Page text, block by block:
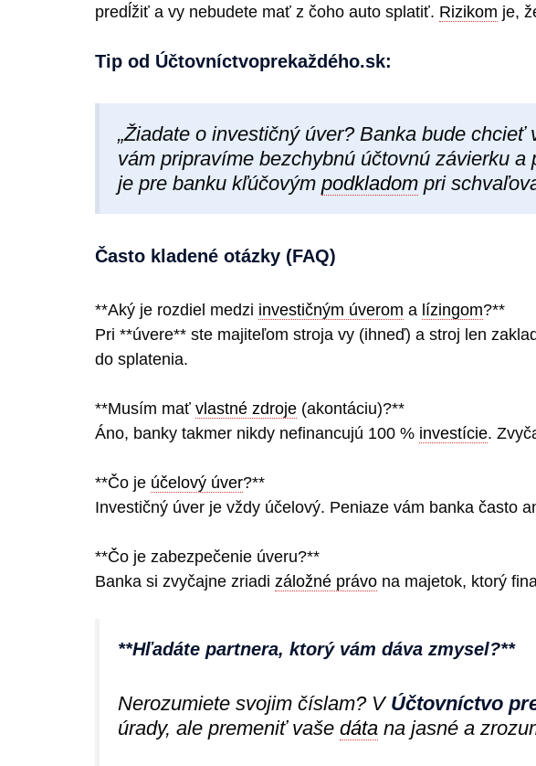
predĺžiť a vy nebudete mať z čoho auto splatiť. Rizikom je,
Tip od Účtovníctvoprekaždéh​o.sk:
„Žiadate o investičný úver? Banka bude chcieť
vám pripravíme bezchybnú účtovnú závierku
je pre banku kľúčovým podkladom pri
Často kladené otázky (FAQ)
**Aký je rozdiel medzi investičným úverom a lízingom?**
Pri **úvere** ste majiteľom stroja vy (ihneď) a stroj len
do splatenia.
**Musím mať vlastné zdroje (akontáciu)?**
Áno, banky takmer nikdy nefinancujú 100 % investície.
**Čo je účelový úver?**
Investičný úver je vždy účelový. Peniaze vám banka často
**Čo je zabezpečenie úveru?**
Banka si zvyčajne zriadi záložné právo na majetok, ktorý
**Hľadáte partnera, ktorý vám dáva zmysel?**
Nerozumiete svojim číslam? V Účtovníctvo
úrady, ale premeniť vaše dáta na jasné a